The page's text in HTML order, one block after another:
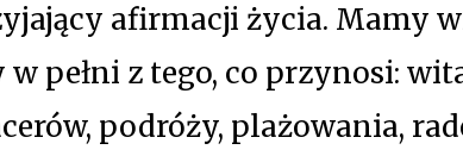
afirmacji życia. Mamy
pełni z tego, co przynosi:
podróży, plażowania,